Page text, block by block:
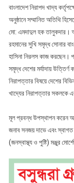
বাংলাদেশ নিরাপদ খাদ্য
অনুষ্ঠানে সম্মানিত অতিথি
মো: এমদাদুল হক তালুকদার।
রহমানের সুখি সমৃদ্ধ সোনার
হাসিনা নিরলস কাজ করছেন।
সমৃদ্ধ দেশের মর্যাদায়
নিরাপত্তার বিষয়ে দেশের
খাদ্যের নিরাপত্তার সকলকে
মূল প্রবন্ধ উপস্থাপন করেন
জনাব সনজয় দাভে এবং স্বাগত
(জনস্বাস্থ্য ও পুষ্টি) মঞ্জুর